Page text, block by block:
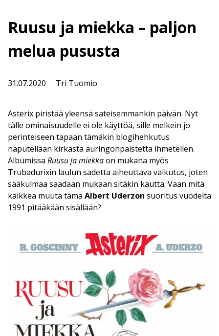
Ruusu ja miekka – paljon
melua pususta
31.07.2020 Tri Tuomio
Asterix piristää yleensä sateisemmankin päivän. Nyt
tälle ominaisuudelle ei ole käyttöä, sille melkein jo
perinteiseen tapaan tämäkin blogihehkutus
naputellaan kirkasta auringonpaistetta ihmetellen.
Albumissa Ruusu ja miekkaon mukana myös
Trubadurixin laulun sadetta aiheuttava vaikutus, joten
sääkulmaa saadaan mukaan sitäkin kautta. Vaan mitä
kaikkea muuta tämä Albert Uderzon suoritus vuodelta
1991 pitääkään sisällään?